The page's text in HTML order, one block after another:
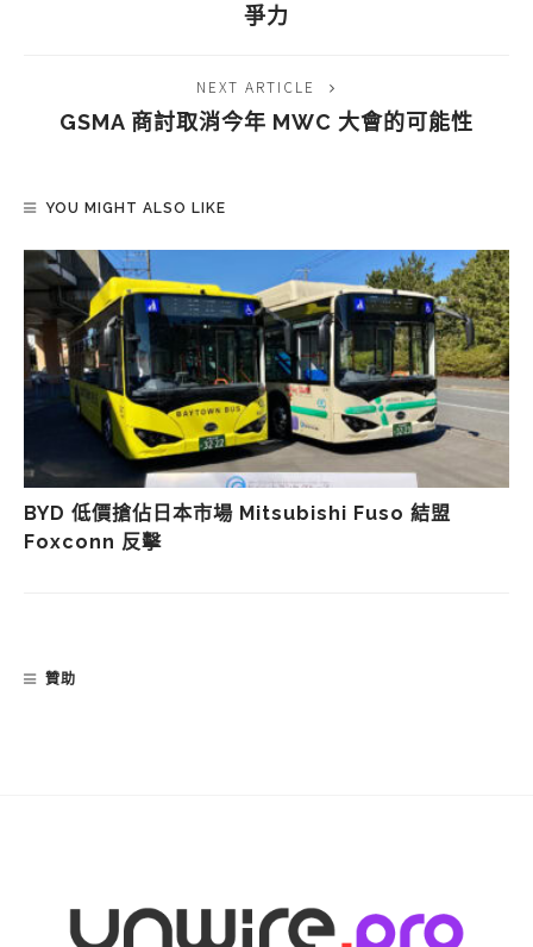
爭力
NEXT ARTICLE
GSMA 商討取消今年 MWC 大會的可能性
YOU MIGHT ALSO LIKE
BYD 低價搶佔日本市場 Mitsubishi Fuso 結盟
Foxconn 反擊
贊助